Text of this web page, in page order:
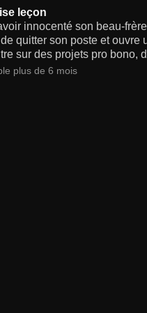
leçon
innocenté son beau-
quitter son poste et ouvre
sur des projets pro bono,
plus de 6 mois